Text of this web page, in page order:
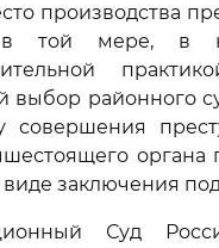
производства
в той мере, в
выбор районного
совершения
заключения
Суд